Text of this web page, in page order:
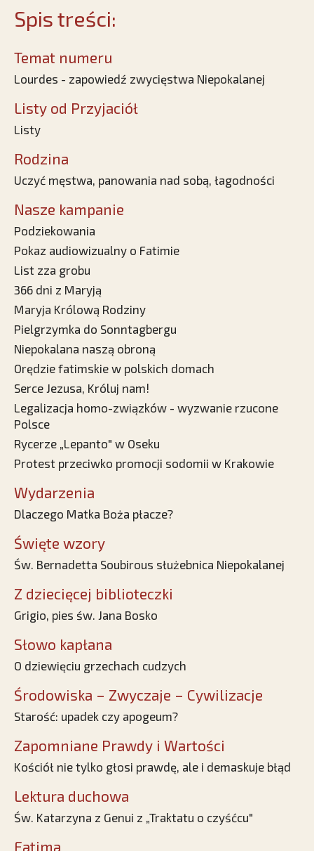
Spis treści:
Temat numeru
Lourdes - zapowiedź zwycięstwa Niepokalanej
Listy od Przyjaciół
Listy
Rodzina
Uczyć męstwa, panowania nad sobą, łagodności
Nasze kampanie
Podziekowania
Pokaz audiowizualny o Fatimie
List zza grobu
366 dni z Maryją
Maryja Królową Rodziny
Pielgrzymka do Sonntagbergu
Niepokalana naszą obroną
Orędzie fatimskie w polskich domach
Serce Jezusa, Króluj nam!
Legalizacja homo-związków - wyzwanie rzucone
Polsce
Rycerze „Lepanto" w Oseku
Protest przeciwko promocji sodomii w Krakowie
Wydarzenia
Dlaczego Matka Boża płacze?
Święte wzory
Św. Bernadetta Soubirous służebnica Niepokalanej
Z dziecięcej biblioteczki
Grigio, pies św. Jana Bosko
Słowo kapłana
O dziewięciu grzechach cudzych
Środowiska – Zwyczaje – Cywilizacje
Starość: upadek czy apogeum?
Zapomniane Prawdy i Wartości
Kościół nie tylko głosi prawdę, ale i demaskuje błąd
Lektura duchowa
Św. Katarzyna z Genui z „Traktatu o czyśćcu"
Fatima